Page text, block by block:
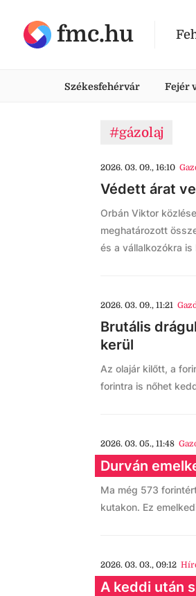
fmc.hu
Székesfehérvár Fejér
#gázolaj
2026. 03. 09., 16:10
Védett árat
Orbán Viktor
meghatározott
és a vállalkozókra
2026. 03. 09., 11:21
Brutális
kerül
Az olajár kilőtt, a
forintra is nőhet
2026. 03. 05., 11:48
Durván
Ma még 573
kutakon. Ez
2026. 03. 03., 09:12
A keddi után